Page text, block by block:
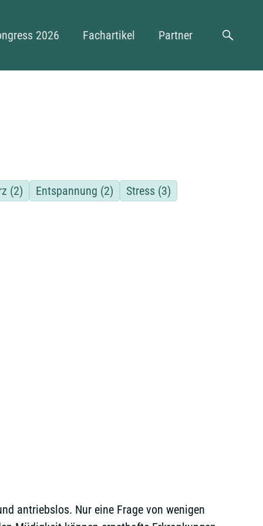
2026 Fachartikel
Partner
(2) Entspannung (2) Stress (3)
antriebslos. Nur eine Frage von wenigen